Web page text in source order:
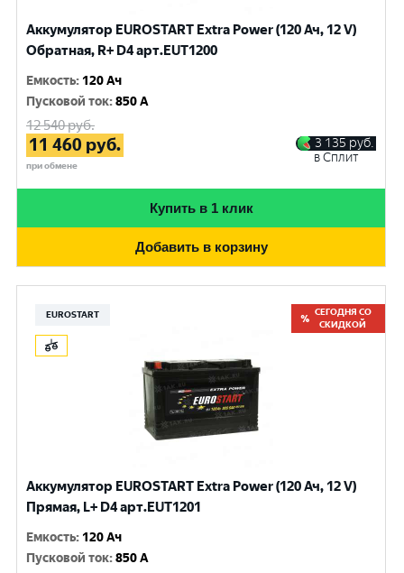
Аккумулятор EUROSTART Extra Power (120 Ач, 12 V)
Обратная, R+ D4 арт.EUT1200
Емкость: 120 Ач
Пусковой ток:850 A
12 540руб.
11 460 руб.
при обмене
3 135 руб.
в Сплит
Купить в 1 клик
Добавить в корзину
EUROSTART
СЕГОДНЯ СО
СКИДКОЙ
Аккумулятор EUROSTART Extra Power (120 Ач, 12 V)
Прямая, L+ D4 арт.EUT1201
Емкость: 120 Ач
Пусковой ток:850 A